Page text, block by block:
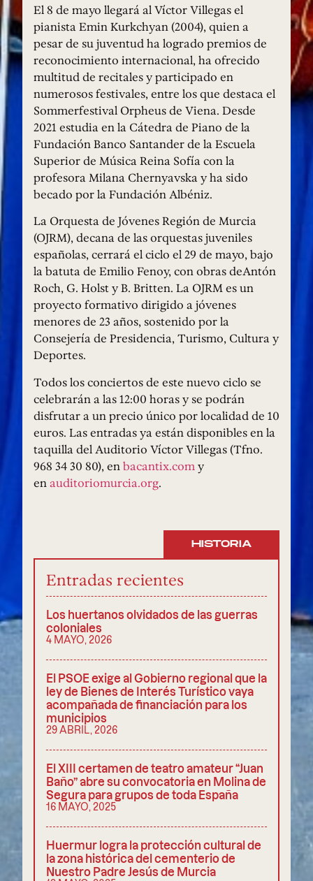
El 8 de mayo llegará al Víctor Villegas el
pianista Emin Kurkchyan (2004), quien a
pesar de su juventud ha logrado premios de
reconocimiento internacional, ha ofrecido
multitud de recitales y participado en
numerosos festivales, entre los que destaca el
Sommerfestival Orpheus de Viena. Desde
2021 estudia en la Cátedra de Piano de la
Fundación Banco Santander de la Escuela
Superior de Música Reina Sofía con la
profesora Milana Chernyavska y ha sido
becado por la Fundación Albéniz.
La Orquesta de Jóvenes Región de Murcia
(OJRM), decana de las orquestas juveniles
españolas, cerrará el ciclo el 29 de mayo, bajo
la batuta de Emilio Fenoy, con obras deAntón
Roch, G. Holst y B. Britten. La OJRM es un
proyecto formativo dirigido a jóvenes
menores de 23 años, sostenido por la
Consejería de Presidencia, Turismo, Cultura y
Deportes.
Todos los conciertos de este nuevo ciclo se
celebrarán a las 12:00 horas y se podrán
disfrutar a un precio único por localidad de 10
euros. Las entradas ya están disponibles en la
taquilla del Auditorio Víctor Villegas (Tfno.
968 34 30 80), enbacantix.comy
enauditoriomurcia.org.
HISTORIA
Entradas recientes
Los huertanos olvidados de las guerras
coloniales
4 MAYO, 2026
El PSOE exige al Gobierno regional que la
ley de Bienes de Interés Turístico vaya
acompañada de financiación para los
municipios
29 ABRIL, 2026
El XIII certamen de teatro amateur “Juan
Baño” abre su convocatoria en Molina de
Segura para grupos de toda España
16 MAYO, 2025
Huermur logra la protección cultural de
la zona histórica del cementerio de
Nuestro Padre Jesús de Murcia